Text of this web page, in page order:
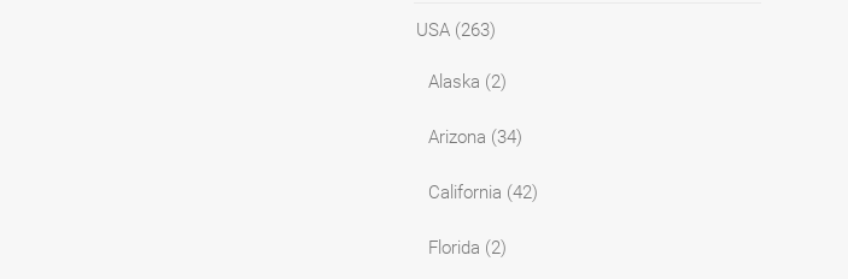
USA (263)
Alaska (2)
Arizona (34)
California (42)
Florida (2)